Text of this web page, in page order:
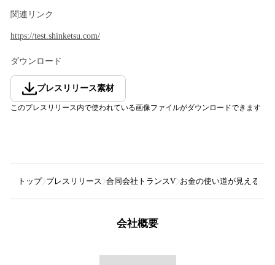
関連リンク
https://test.shinketsu.com/
ダウンロード
プレスリリース素材
このプレスリリース内で使われている画像ファイルがダウンロードできます
トップ プレスリリース 合同会社トランスV お金の使い道が見える社
会社概要